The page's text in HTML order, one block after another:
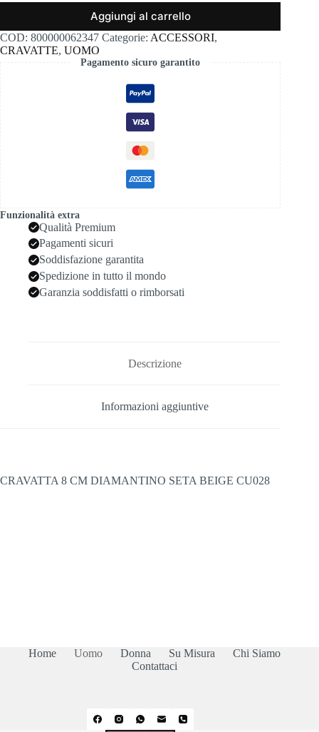
Aggiungi al carrello
COD: 800000062347 Categorie: ACCESSORI,
CRAVATTE, UOMO
Pagamento sicuro garantito
Funzionalità extra
Qualità Premium
Pagamenti sicuri
Soddisfazione garantita
Spedizione in tutto il mondo
Garanzia soddisfatti o rimborsati
Descrizione
Informazioni aggiuntive
CRAVATTA 8 CM DIAMANTINO SETA BEIGE CU028
Home Uomo Donna Su Misura
Chi Siamo
Contattaci